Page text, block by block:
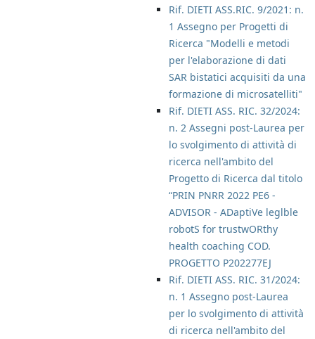
Rif. DIETI ASS.RIC. 9/2021: n.
1 Assegno per Progetti di
Ricerca "Modelli e metodi
per l'elaborazione di dati
SAR bistatici acquisiti da una
formazione di microsatelliti"
Rif. DIETI ASS. RIC. 32/2024:
n. 2 Assegni post-Laurea per
lo svolgimento di attività di
ricerca nell'ambito del
Progetto di Ricerca dal titolo
“PRIN PNRR 2022 PE6 -
ADVISOR - ADaptiVe leglble
robotS for trustwORthy
health coaching COD.
PROGETTO P202277EJ
Rif. DIETI ASS. RIC. 31/2024:
n. 1 Assegno post-Laurea
per lo svolgimento di attività
di ricerca nell'ambito del